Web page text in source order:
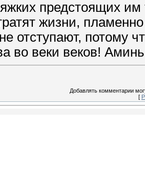
предстоящих
жизни,
отступают, потому
во веки веков!
Добавлять комментарии
[